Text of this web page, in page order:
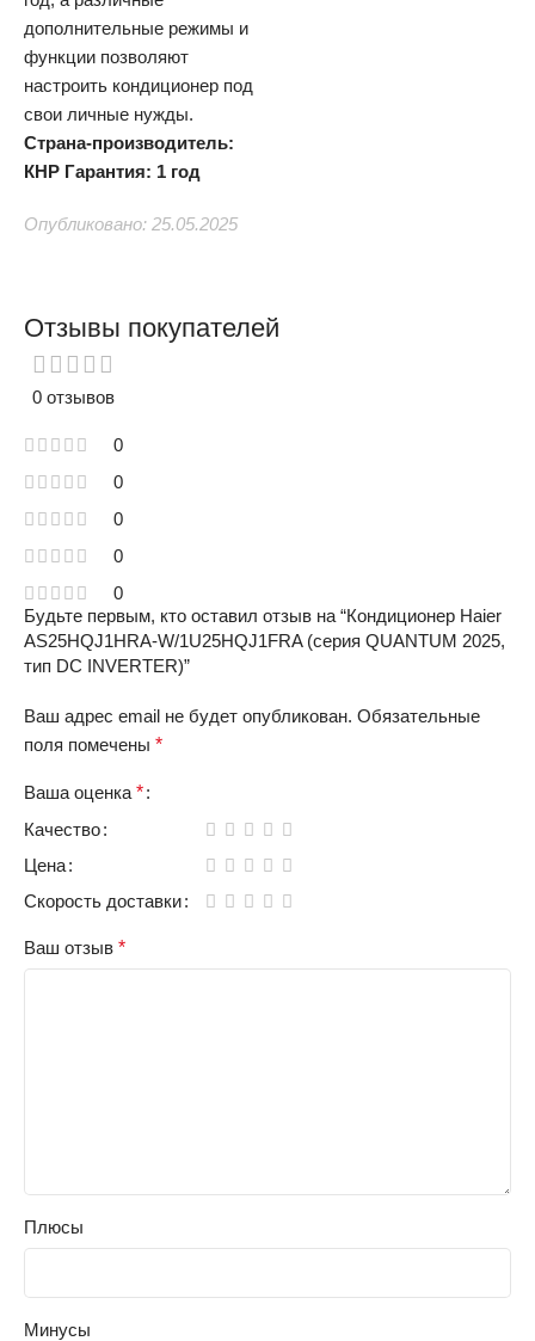
дополнительные режимы и
функции позволяют
настроить кондиционер под
свои личные нужды.
Страна-производитель:
КНР Гарантия: 1 год
Опубликовано: 25.05.2025
Отзывы покупателей
0 отзывов
0
0
0
0
0
Будьте первым, кто оставил отзыв на “Кондиционер Haier
AS25HQJ1HRA-W/1U25HQJ1FRA (серия QUANTUM 2025,
тип DC INVERTER)”
Ваш адрес email не будет опубликован. Обязательные
поля помечены *
Ваша оценка *
Качество
Цена
Скорость доставки
Ваш отзыв *
Плюсы
Минусы